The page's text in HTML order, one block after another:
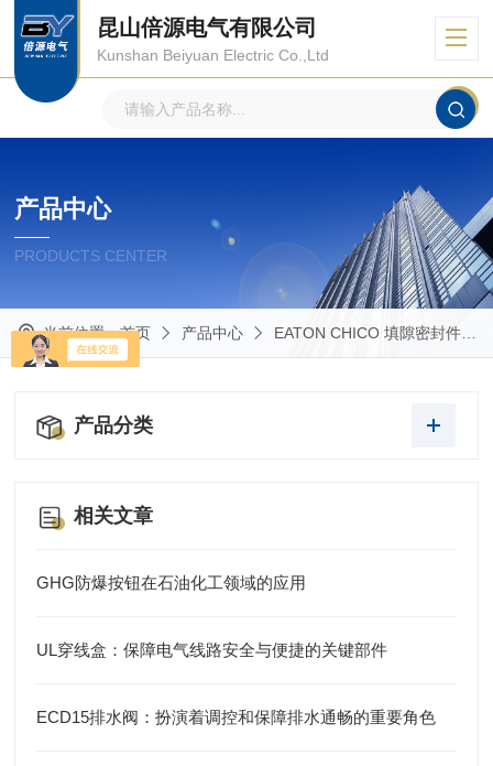
昆山倍源电气有限公司
Kunshan Beiyuan Electric Co.,Ltd
产品中心
PRODUCTS CENTER
当前位置：首页 产品中心 EATON CHICO 填隙密封件
产品分类
相关文章
GHG防爆按钮在石油化工领域的应用
UL穿线盒：保障电气线路安全与便捷的关键部件
ECD15排水阀：扮演着调控和保障排水通畅的重要角色